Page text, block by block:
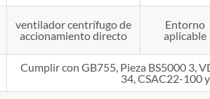
ventilador centrífugo de
accionamiento directo
Entorno
aplicable
Cumplir con GB755, Pieza BS5000 3,
34, CSAC22-100